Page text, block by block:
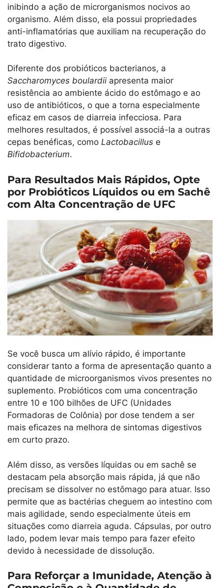
inibindo a ação de microrganismos nocivos ao
organismo. Além disso, ela possui propriedades
anti-inflamatórias que auxiliam na recuperação do
trato digestivo.
Diferente dos probióticos bacterianos, a
Saccharomyces boulardii apresenta maior
resistência ao ambiente ácido do estômago e ao
uso de antibióticos, o que a torna especialmente
eficaz em casos de diarreia infecciosa. Para
melhores resultados, é possível associá-la a outras
cepas benéficas, como Lactobacillus e
Bifidobacterium.
Para Resultados Mais Rápidos, Opte
por Probióticos Líquidos ou em Sachê
com Alta Concentração de UFC
Se você busca um alívio rápido, é importante
considerar tanto a forma de apresentação quanto a
quantidade de microorganismos vivos presentes no
suplemento. Probióticos com uma concentração
entre 10 e 100 bilhões de UFC (Unidades
Formadoras de Colônia) por dose tendem a ser
mais eficazes na melhora de sintomas digestivos
em curto prazo.
Além disso, as versões líquidas ou em sachê se
destacam pela absorção mais rápida, já que não
precisam se dissolver no estômago para atuar. Isso
permite que as bactérias cheguem ao intestino com
mais agilidade, sendo especialmente úteis em
situações como diarreia aguda. Cápsulas, por outro
lado, podem levar mais tempo para fazer efeito
devido à necessidade de dissolução.
Para Reforçar a Imunidade, Atenção à